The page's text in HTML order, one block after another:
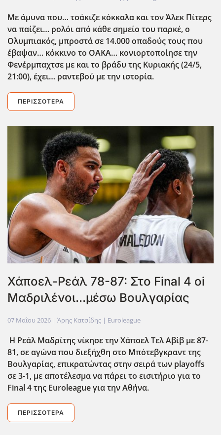
Με άμυνα που… τσάκιζε κόκκαλα και τον Άλεκ Πίτερς
να παίζει… ρολόι από κάθε σημείο του παρκέ, ο
Ολυμπιακός, μπροστά σε 14.000 οπαδούς τους που
έβαψαν… κόκκινο το ΟΑΚΑ… κονιορτοποίησε την
Φενέρμπαχτσε με και το βράδυ της Κυριακής (24/5,
21:00), έχει… ραντεβού με την ιστορία.
ΠΕΡΙΣΣΌΤΕΡΑ
Χάποελ-Ρεάλ 78-87: Στο Final 4 oi
Μαδριλένοι...μέσω Βουλγαρίας
07 Μαΐου 2026 | Άρης Κατσίδης | Euroleague
Η Ρεάλ Μαδρίτης νίκησε την Χάποελ Τελ Αβίβ με 87-
81, σε αγώνα που διεξήχθη στο Μπότεβγκραντ της
Βουλγαρίας, επικρατώντας στην σειρά των playoffs
σε 3-1, με αποτέλεσμα να πάρει το εισιτήριο για το
Final 4 της Euroleague για την Αθήνα.
ΠΕΡΙΣΣΌΤΕΡΑ